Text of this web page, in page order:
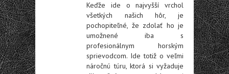
Keďže ide o najvyšší vrchol
všetkých našich hôr, je
pochopiteľné, že zdolať ho je
umožnené iba s
profesionálnym horským
sprievodcom. Ide totiž o veľmi
náročnú túru, ktorá si vyžaduje